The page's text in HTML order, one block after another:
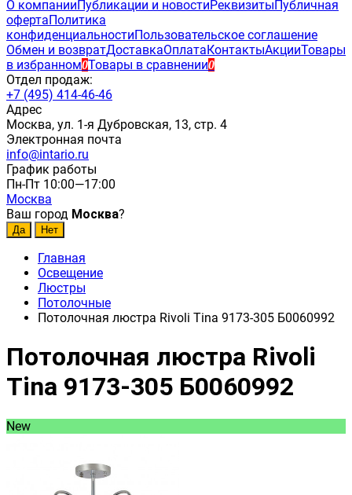
О компанииПубликации и новостиРеквизитыПубличная
офертаПолитика
конфиденциальностиПользовательское соглашение
Обмен и возвратДоставкаОплатаКонтактыАкцииТовары
в избранном0Товары в сравнении0
Отдел продаж:
+7 (495) 414-46-46
Адрес
Москва, ул. 1-я Дубровская, 13, стр. 4
Электронная почта
info@intario.ru
График работы
Пн-Пт 10:00—17:00
Москва
Ваш город Москва?
Главная
Освещение
Люстры
Потолочные
Потолочная люстра Rivoli Tina 9173-305 Б0060992
Потолочная люстра Rivoli
Tina 9173-305 Б0060992
New